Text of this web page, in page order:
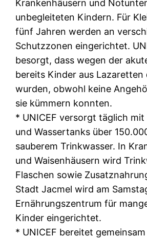
Krankenhäusern und
unbegleiteten Kindern. Für
fünf Jahren werden an
Schutzzonen eingerichtet.
besorgt, dass wegen der
bereits Kinder aus Lazaretten
wurden, obwohl keine
sie kümmern konnten.
* UNICEF versorgt täglich mit
und Wassertanks über
sauberem Trinkwasser. In
und Waisenhäusern wird
Flaschen sowie
Stadt Jacmel wird am
Ernährungszentrum für
Kinder eingerichtet.
* UNICEF bereitet